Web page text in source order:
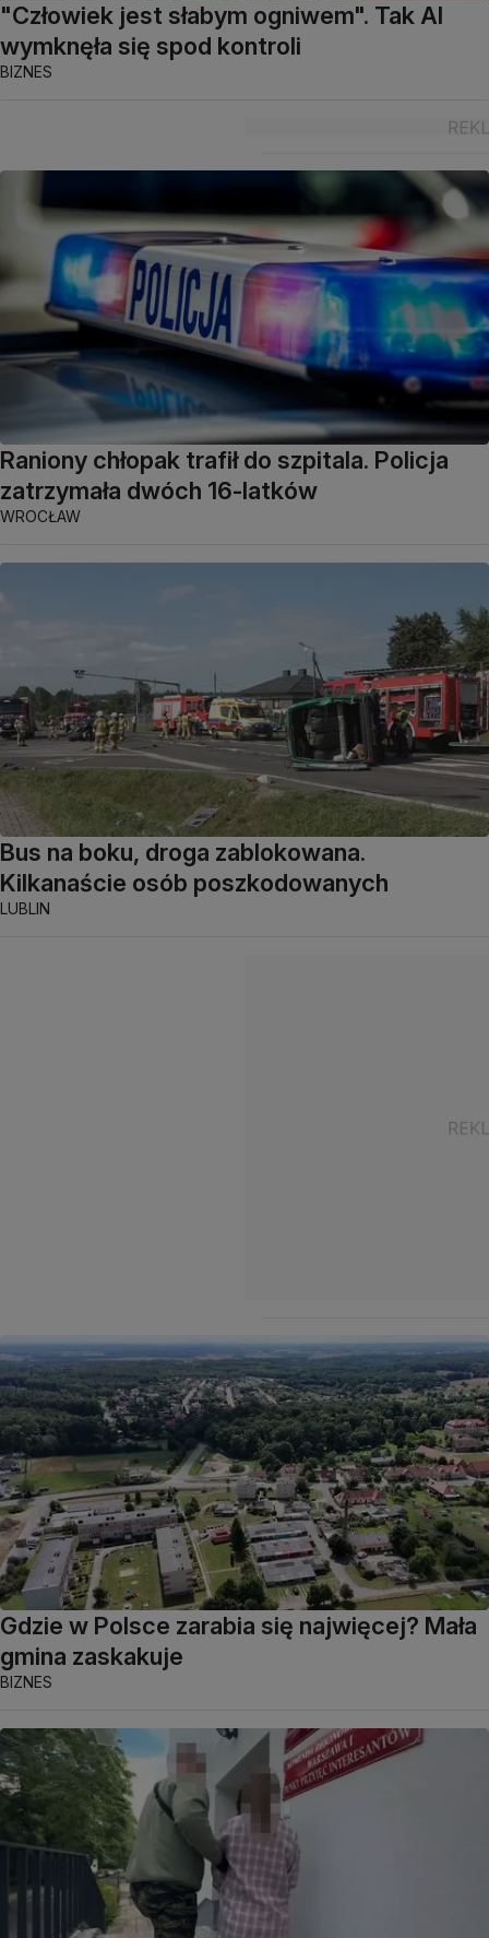
"Człowiek jest słabym ogniwem". Tak AI
wymknęła się spod kontroli
BIZNES
Raniony chłopak trafił do szpitala. Policja
zatrzymała dwóch 16-latków
WROCŁAW
Bus na boku, droga zablokowana.
Kilkanaście osób poszkodowanych
LUBLIN
Gdzie w Polsce zarabia się najwięcej? Mała
gmina zaskakuje
BIZNES